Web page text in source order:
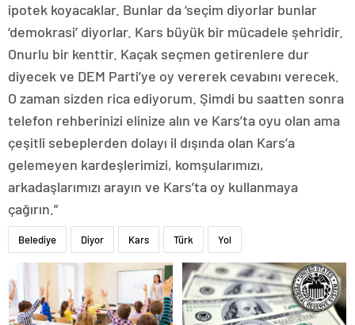
ipotek koyacaklar. Bunlar da ‘seçim diyorlar bunlar
‘demokrasi’ diyorlar. Kars büyük bir mücadele şehridir.
Onurlu bir kenttir. Kaçak seçmen getirenlere dur
diyecek ve DEM Parti’ye oy vererek cevabını verecek.
O zaman sizden rica ediyorum. Şimdi bu saatten sonra
telefon rehberinizi elinize alın ve Kars’ta oyu olan ama
çeşitli sebeplerden dolayı il dışında olan Kars’a
gelemeyen kardeşlerimizi, komşularımızı,
arkadaşlarımızı arayın ve Kars’ta oy kullanmaya
çağırın.”
Belediye Diyor Kars Türk Yol